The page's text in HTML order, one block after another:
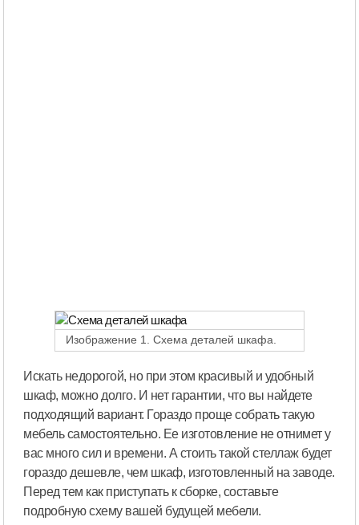
Изображение 1. Схема деталей шкафа.
Искать недорогой, но при этом красивый и удобный
шкаф, можно долго. И нет гарантии, что вы найдете
подходящий вариант. Гораздо проще собрать такую
мебель самостоятельно. Ее изготовление не отнимет у
вас много сил и времени. А стоить такой стеллаж будет
гораздо дешевле, чем шкаф, изготовленный на заводе.
Перед тем как приступать к сборке, составьте
подробную схему вашей будущей мебели.